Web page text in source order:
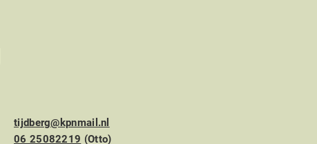
tijdberg@kpnmail.nl
06 25082219 (Otto)